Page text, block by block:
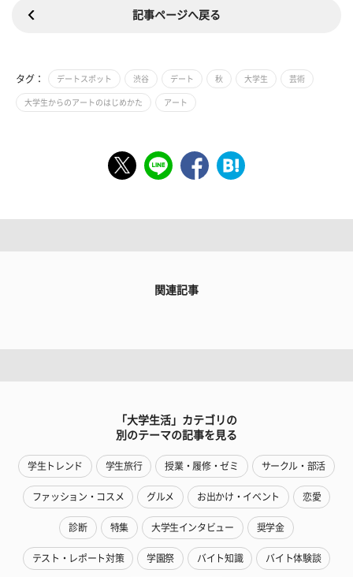
記事ページへ戻る
タグ： デートスポット 渋谷 デート 秋 大学生 芸術
大学生からのアートのはじめかた アート
関連記事
「大学生活」カテゴリの
別のテーマの記事を見る
学生トレンド 学生旅行 授業・履修・ゼミ サークル・部活
ファッション・コスメ グルメ お出かけ・イベント 恋愛
診断 特集 大学生インタビュー 奨学金
テスト・レポート対策 学園祭 バイト知識 バイト体験談